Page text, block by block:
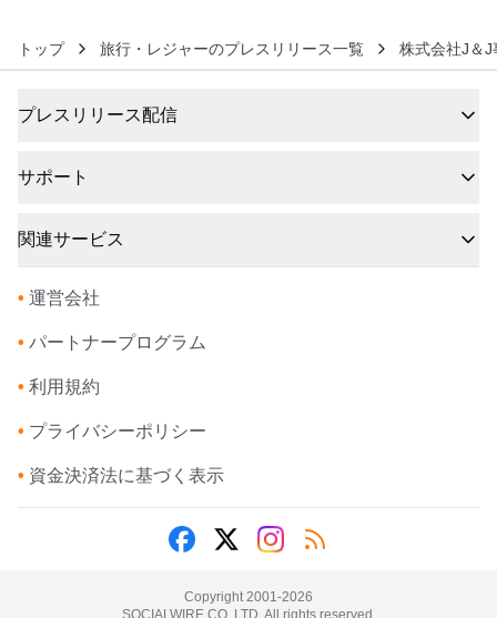
トップ 旅行・レジャーのプレスリリース一覧 株式会社J＆J
プレスリリース配信
サポート
関連サービス
• 運営会社
• パートナープログラム
• 利用規約
• プライバシーポリシー
• 資金決済法に基づく表示
Copyright 2001-2026